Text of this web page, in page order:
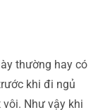
thường hay có
khi đi ngủ
Như vậy khi